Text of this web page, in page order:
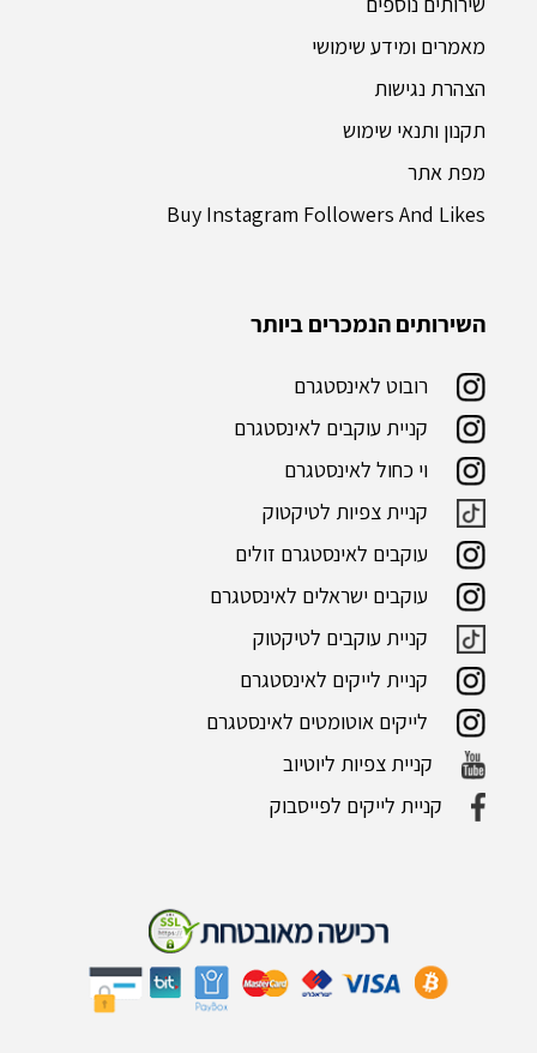
השירותים הנמכרים ביותר
רובוט לאינסטגרם
קניית עוקבים לאינסטגרם
וי כחול לאינסטגרם
קניית צפיות לטיקטוק
עוקבים לאינסטגרם זולים
עוקבים ישראלים לאינסטגרם
קניית עוקבים לטיקטוק
קניית לייקים לאינסטגרם
לייקים אוטומטים לאינסטגרם
קניית צפיות ליוטיוב
קניית לייקים לפייסבוק
מאמרים ומידע שימושי
הצהרת נגישות
תקנון ותנאי שימוש
מפת אתר
Buy Instagram Followers And Likes